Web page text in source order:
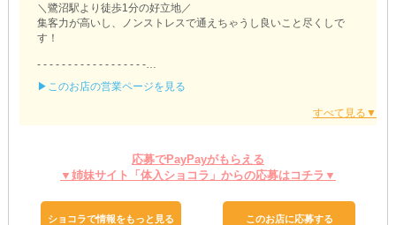
＼鷺沼駅より徒歩1分の好立地／
集客力が高いし、ノンストレスで通えちゃうし良いこと尽くしで
す！
- - - - - - - - - - - - - - - - - -
《【鷺沼駅】BAR S（エス）》
当店は、土曜日も営業しています♪
「平日は出勤が難しい」そんな女の子でも大丈夫！
☆髪型・ネイルなど自由☆
▶このお店の営業ページを見る
応募でPayPayがもらえる
▼姉妹サイト「体入ショコラ」からの応募はコチラ▼
ショコラで情報をもっと見る このお店に応募する